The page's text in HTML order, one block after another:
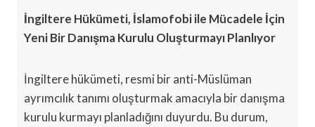
İngiltere Hükümeti, İslamofobi ile Mücadele İçin
Yeni Bir Danışma Kurulu Oluşturmayı Planlıyor
İngiltere hükümeti, resmi bir anti-Müslüman
ayrımcılık tanımı oluşturmak amacıyla bir danışma
kurulu kurmayı planladığını duyurdu. Bu durum,